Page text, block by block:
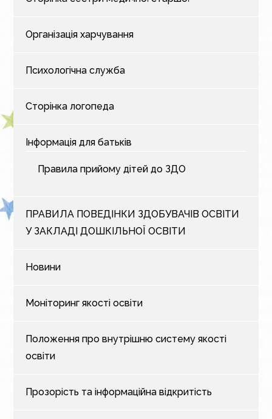
Організація харчування
Психологічна служба
Сторінка логопеда
Інформація для батьків
Правила прийому дітей до ЗДО
ПРАВИЛА ПОВЕДІНКИ ЗДОБУВАЧІВ ОСВІТИ
У ЗАКЛАДІ ДОШКІЛЬНОЇ ОСВІТИ
Новини
Моніторинг якості освіти
Положення про внутрішню систему якості
освіти
Прозорість та інформаційна відкритість